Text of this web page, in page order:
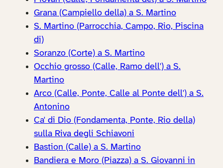
Grana (Campiello della) a S. Martino
S. Martino (Parrocchia, Campo, Rio, Piscina
di)
Soranzo (Corte) a S. Martino
Occhio grosso (Calle, Ramo dell') a S.
Martino
Arco (Calle, Ponte, Calle al Ponte dell') a S.
Antonino
Ca' di Dio (Fondamenta, Ponte, Rio della)
sulla Riva degli Schiavoni
Bastion (Calle) a S. Martino
Bandiera e Moro (Piazza) a S. Giovanni in